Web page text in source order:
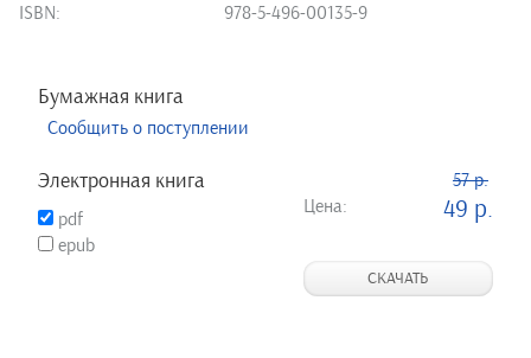
ISBN:
978-5-496-00135-9
Бумажная книга
Сообщить о поступлении
Электронная книга
pdf
epub
57 р.
Цена:
49 р.
СКАЧАТЬ